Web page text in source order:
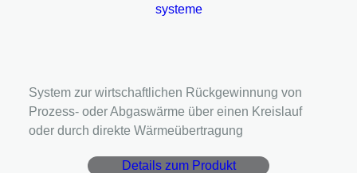
System zur wirtschaftlichen Rückgewinnung von
Prozess- oder Abgaswärme über einen Kreislauf
oder durch direkte Wärmeübertragung
Details zum Produkt